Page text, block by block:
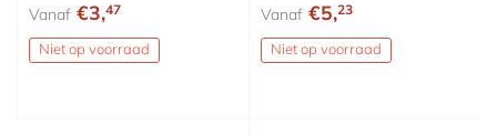
Vanaf €3,47
Niet op voorraad
Vanaf €5,23
Niet op voorraad